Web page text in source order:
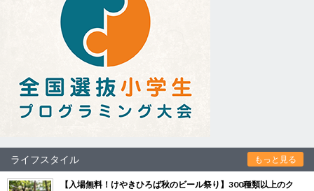
ライフスタイル もっと見る
【入場無料！けやきひろば秋のビール祭り】300種類以上のク